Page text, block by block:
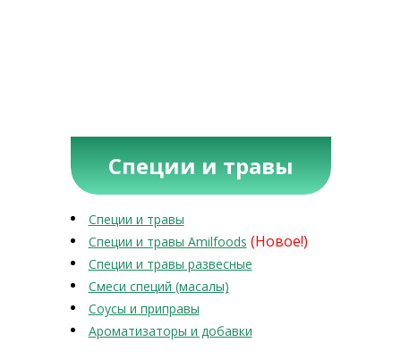
Специи и травы
Специи и травы
Специи и травы Amilfoods (Новое!)
Специи и травы развесные
Смеси специй (масалы)
Соусы и приправы
Ароматизаторы и добавки